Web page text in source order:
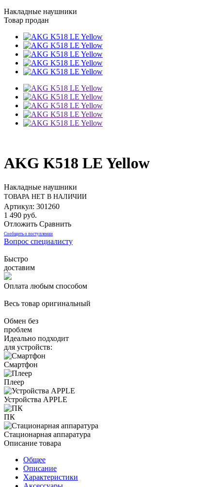
Накладные наушники
Товар продан
AKG K518 LE Yellow
Накладные наушники
ТОВАРА НЕТ В НАЛИЧИИ
Артикул: 301260
1 490 руб.
Отложить Сравнить
Сообщить о поступлении
Вопрос специалисту
Быстро
доставим
Оплата любым способом
Весь товар оригинальный
Обмен без
проблем
Идеально подходит
для устройств:
Смартфон
Плеер
Устройства APPLE
ПК
Стационарная аппаратура
Описание товара
Общее
Описание
Характеристики